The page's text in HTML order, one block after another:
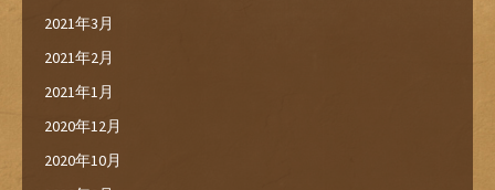
2021年3月
2021年2月
2021年1月
2020年12月
2020年10月